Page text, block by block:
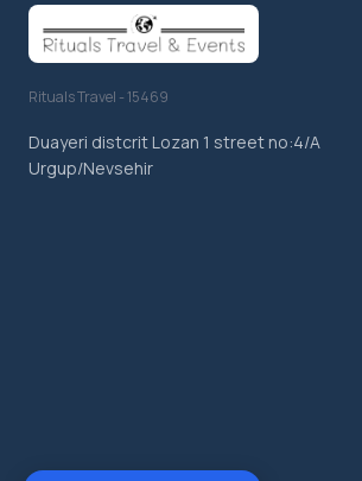
Rituals Travel - 15469
Duayeri distcrit Lozan 1 street no:4/A
Urgup/Nevsehir